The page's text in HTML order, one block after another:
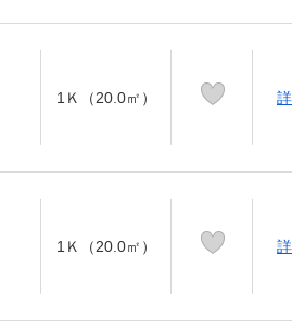
1Ｋ（20.0㎡）
1Ｋ（20.0㎡）